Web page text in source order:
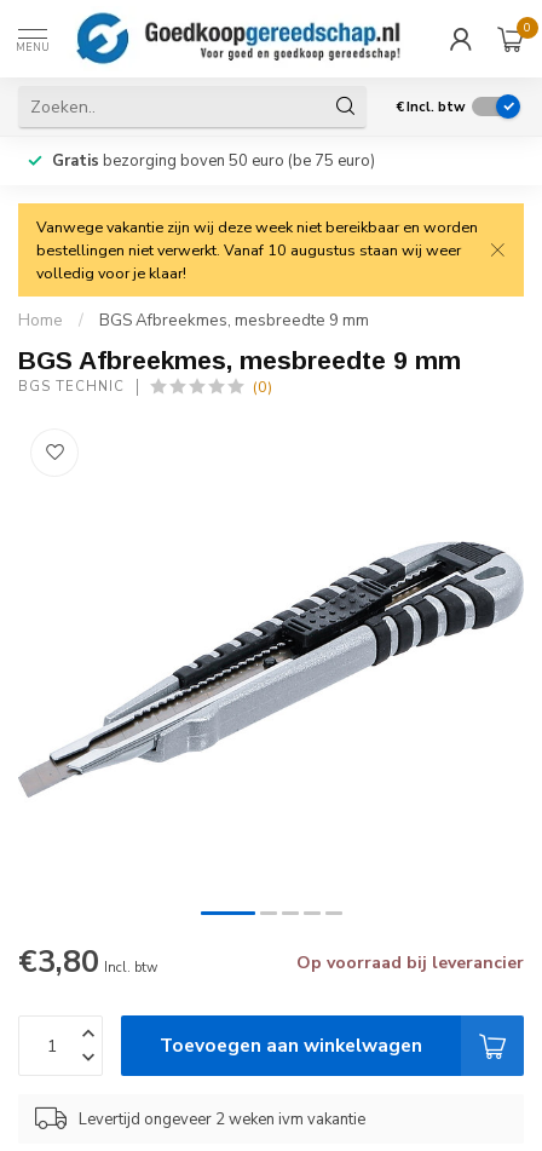
MENU
0
€Incl. btw
Gratis bezorging boven 50 euro (be 75 euro)
Vanwege vakantie zijn wij deze week niet bereikbaar en worden
bestellingen niet verwerkt. Vanaf 10 augustus staan wij weer
volledig voor je klaar!
Home / BGS Afbreekmes, mesbreedte 9 mm
BGS Afbreekmes, mesbreedte 9 mm
BGS TECHNIC (0)
€3,80 Incl. btw Op voorraad bij leverancier
Toevoegen aan winkelwagen
Levertijd ongeveer 2 weken ivm vakantie